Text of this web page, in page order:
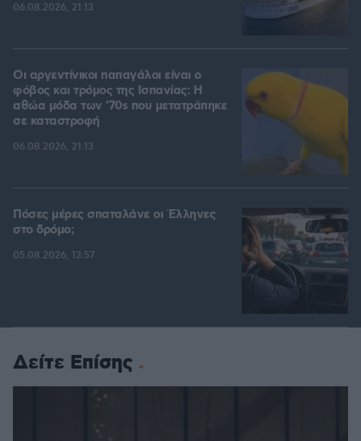
06.08.2026, 21:13
Οι αργεντίνικοι παπαγάλοι είναι ο
φόβος και τρόμος της Ισπανίας: Η
αθώα μόδα των '70s που μετατράπηκε
σε καταστροφή
06.08.2026, 21:13
Πόσες μέρες σπαταλάνε οι Έλληνες
στο δρόμο;
05.08.2026, 13:57
Δείτε Επίσης